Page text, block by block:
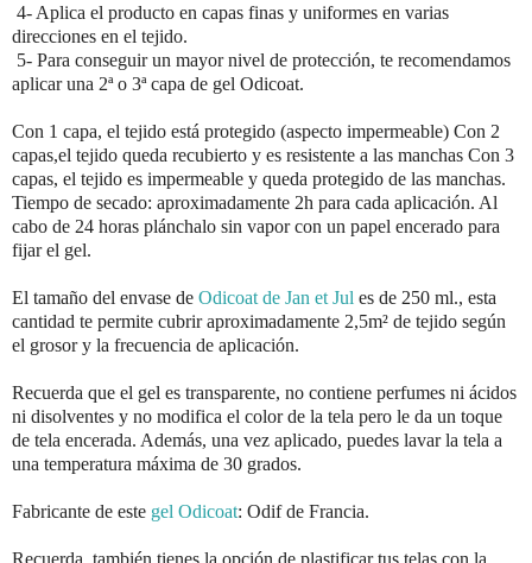
4- Aplica el producto en capas finas y uniformes en varias
direcciones en el tejido.
5- Para conseguir un mayor nivel de protección, te recomendamos
aplicar una 2ª o 3ª capa de gel Odicoat.
Con 1 capa, el tejido está protegido (aspecto impermeable) Con 2
capas,el tejido queda recubierto y es resistente a las manchas Con 3
capas, el tejido es impermeable y queda protegido de las manchas.
Tiempo de secado: aproximadamente 2h para cada aplicación. Al
cabo de 24 horas plánchalo sin vapor con un papel encerado para
fijar el gel.
El tamaño del envase de Odicoat de Jan et Jul es de 250 ml., esta
cantidad te permite cubrir aproximadamente 2,5m² de tejido según
el grosor y la frecuencia de aplicación.
Recuerda que el gel es transparente, no contiene perfumes ni ácidos
ni disolventes y no modifica el color de la tela pero le da un toque
de tela encerada. Además, una vez aplicado, puedes lavar la tela a
una temperatura máxima de 30 grados.
Fabricante de este gel Odicoat: Odif de Francia.
Recuerda, también tienes la opción de plastificar tus telas con la